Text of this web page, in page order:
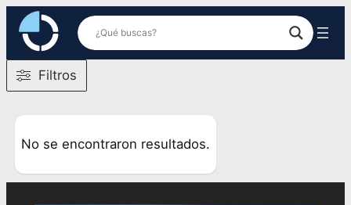
Saltar
contenido
Filtros
No se encontraron resultados.